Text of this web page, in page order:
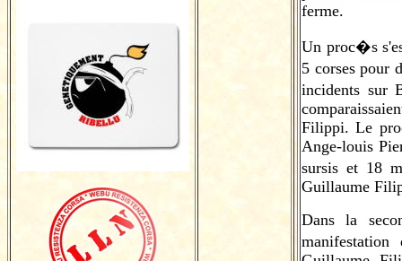
ferme.
Un proc�s
5 corses pour
incidents sur
Filippi. Le
Ange-louis
sursis et 18
Guillaume
Dans la